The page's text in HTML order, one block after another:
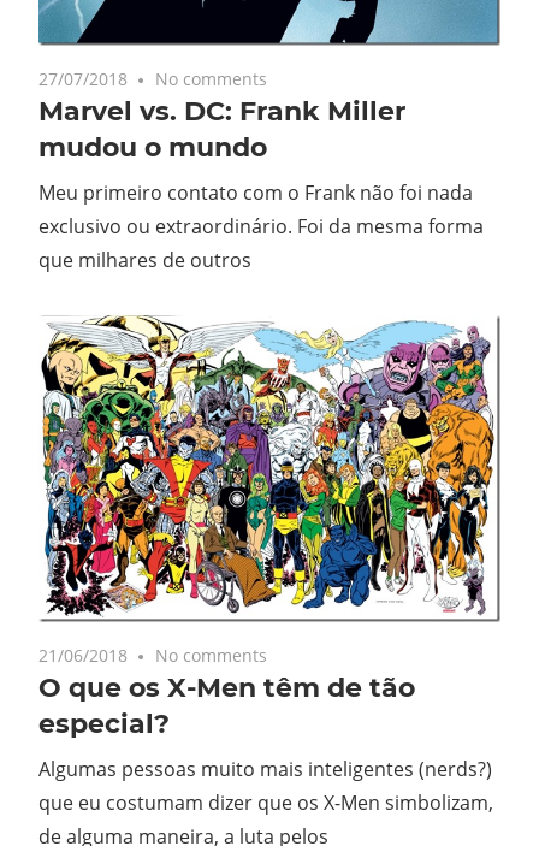
27/07/2018 No comments
Marvel vs. DC: Frank Miller
mudou o mundo
Meu primeiro contato com o Frank não foi nada
exclusivo ou extraordinário. Foi da mesma forma
que milhares de outros
21/06/2018 No comments
O que os X-Men têm de tão
especial?
Algumas pessoas muito mais inteligentes (nerds?)
que eu costumam dizer que os X-Men simbolizam,
de alguma maneira, a luta pelos